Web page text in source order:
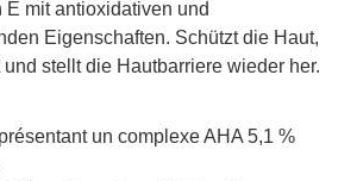
mit antioxidativen und
Eigenschaften. Schützt die Haut,
stellt die Hautbarriere wieder her.